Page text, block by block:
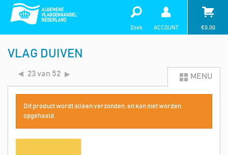
Zoek ACCOUNT €0,00
VLAG DUIVEN
23 van 52 MENU
Dit product wordt alleen verzonden, en kan niet worden
opgehaald.